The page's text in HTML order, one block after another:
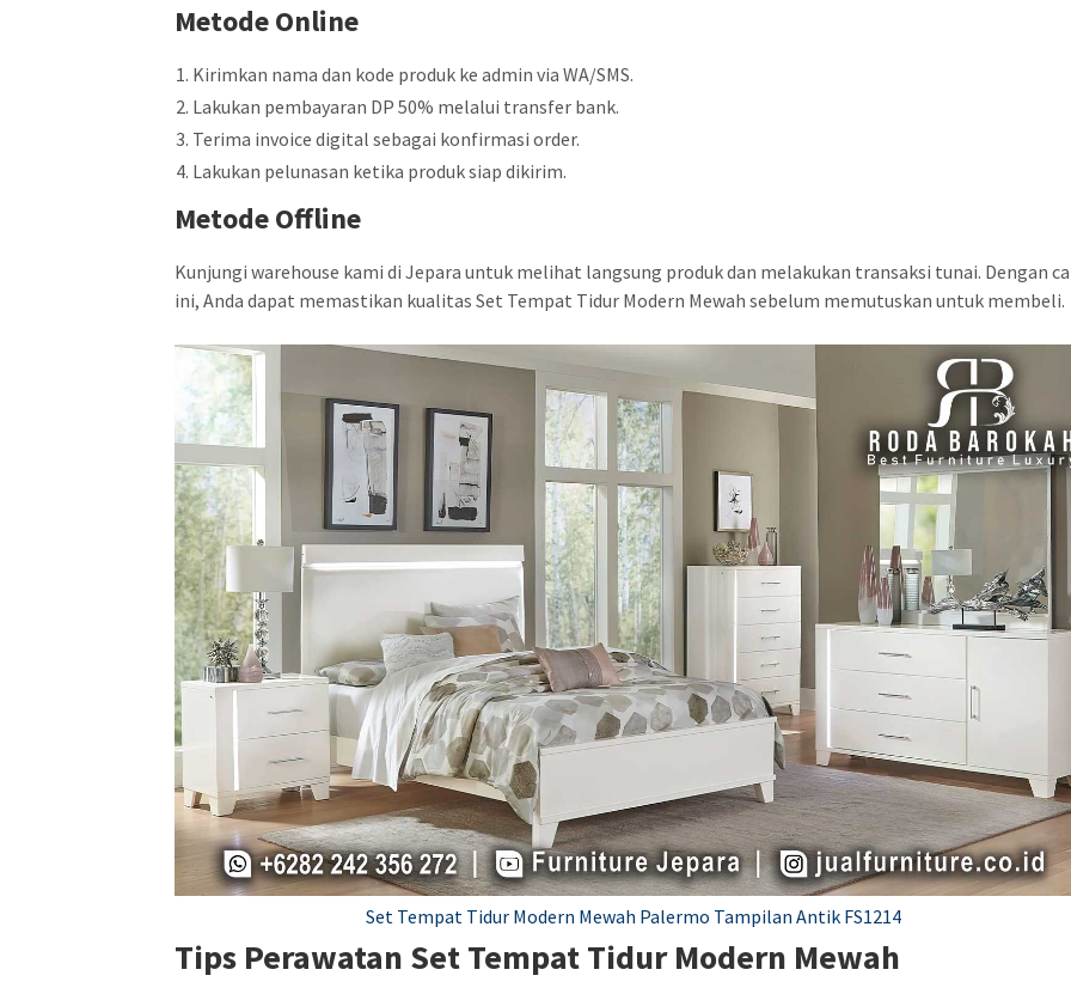
Metode Online
Kirimkan nama dan kode produk ke admin via WA/SMS.
Lakukan pembayaran DP 50% melalui transfer bank.
Terima invoice digital sebagai konfirmasi order.
Lakukan pelunasan ketika produk siap dikirim.
Metode Offline
Kunjungi warehouse kami di Jepara untuk melihat langsung produk dan melakukan transaksi tunai. Dengan
ini, Anda dapat memastikan kualitas Set Tempat Tidur Modern Mewah sebelum memutuskan untuk membeli.
Set Tempat Tidur Modern Mewah Palermo Tampilan Antik FS1214
Tips Perawatan Set Tempat Tidur Modern Mewah